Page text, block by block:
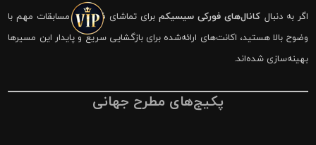
اگر به دنبال کانال‌های فورکی سیسیکمبرای تماشای فوتبال و مسابقات مهم با
وضوح بالا هستید، اکانت‌های ارائه‌شده برای بازگشایی سریع و پایدار این مسیرها
بهینه‌سازی شده‌اند.
پکیج‌های مطرح جهانی